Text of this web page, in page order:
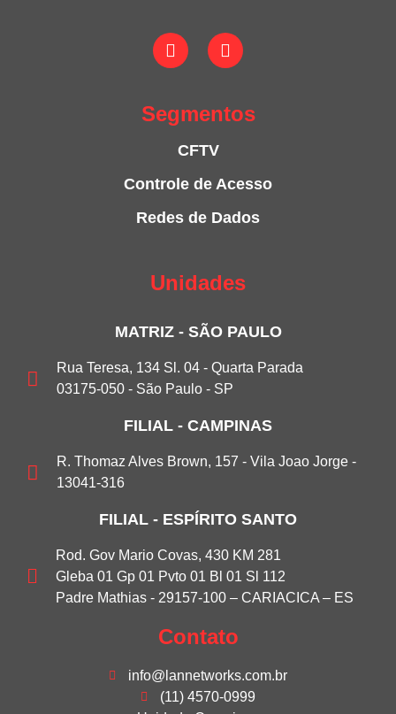
Segmentos
CFTV
Controle de Acesso
Redes de Dados
Unidades
MATRIZ - SÃO PAULO
Rua Teresa, 134 Sl. 04 - Quarta Parada
03175-050 - São Paulo - SP
FILIAL - CAMPINAS
R. Thomaz Alves Brown, 157 - Vila Joao Jorge -
13041-316
FILIAL - ESPÍRITO SANTO
Rod. Gov Mario Covas, 430 KM 281
Gleba 01 Gp 01 Pvto 01 Bl 01 Sl 112
Padre Mathias - 29157-100 – CARIACICA – ES
Contato
info@lannetworks.com.br
(11) 4570-0999